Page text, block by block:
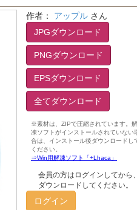
作者： アップル さん
JPGダウンロード
PNGダウンロード
EPSダウンロード
全てダウンロード
会員の方はログインしてから、
ダウンロードしてください。
ログイン